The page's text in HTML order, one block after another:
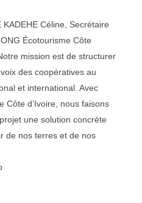
KADEHE Céline, Secrétaire
Écotourisme Côte
mission est de structurer
des coopératives au
et international. Avec
Côte d’Ivoire, nous faisons
une solution concrète
de nos terres et de nos